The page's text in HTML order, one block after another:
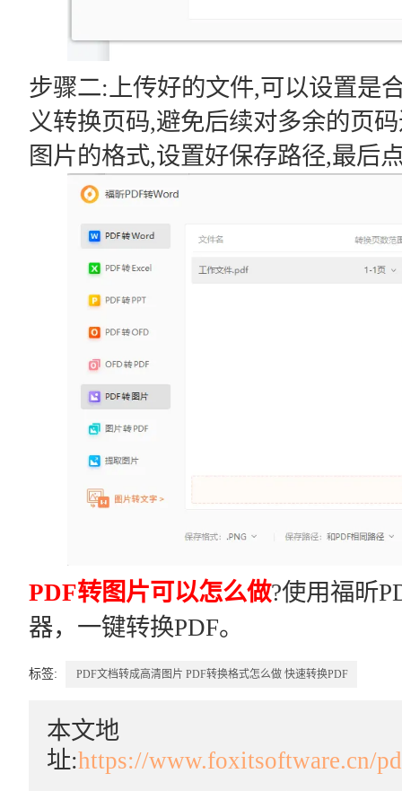
步骤二:上传好的文件,可以设置是
义转换页码,避免后续对多余的页
图片的格式,设置好保存路径,最后
PDF转图片可以怎么做?使用福昕
器，一键转换PDF。
标签: PDF文档转成高清图片 PDF转换格式怎么做 快速转换PDF
本文地
址:https://www.foxitsoftware.cn/